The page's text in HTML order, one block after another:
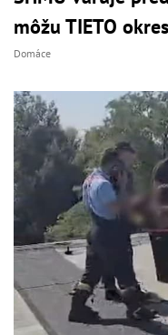
môžu TIETO
Domáce